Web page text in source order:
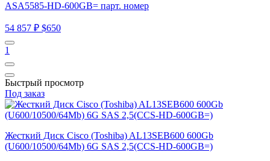
ASA5585-HD-600GB= парт. номер
54 857 ₽ $650
1
Быстрый просмотр
Под заказ
Жесткий Диск Cisco (Toshiba) AL13SEB600 600Gb
(U600/10500/64Mb) 6G SAS 2,5(CCS-HD-600GB=)